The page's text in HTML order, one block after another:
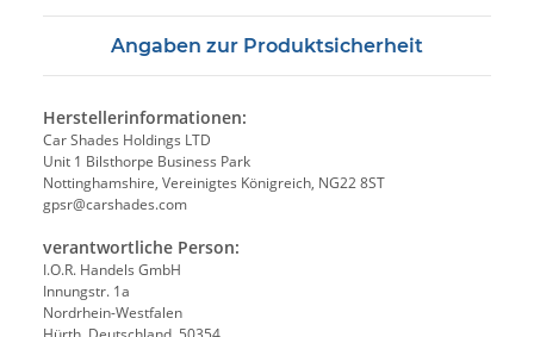
Angaben zur Produktsicherheit
Herstellerinformationen:
Car Shades Holdings LTD
Unit 1 Bilsthorpe Business Park
Nottinghamshire, Vereinigtes Königreich, NG22 8ST
gpsr@carshades.com
verantwortliche Person:
I.O.R. Handels GmbH
Innungstr. 1a
Nordrhein-Westfalen